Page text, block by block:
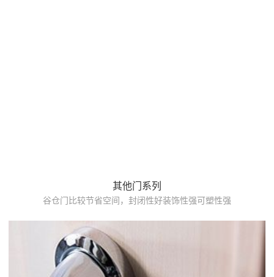
其他门系列
谷仓门比较节省空间，封闭性好装饰性强可塑性强